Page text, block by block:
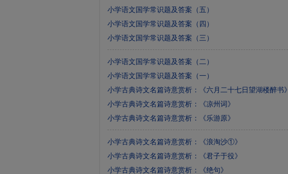
小学语文国学常识题及答案（五）
小学语文国学常识题及答案（四）
小学语文国学常识题及答案（三）
小学语文国学常识题及答案（二）
小学语文国学常识题及答案（一）
小学古典诗文名篇诗意赏析：《六月二十七日望湖楼醉书》
小学古典诗文名篇诗意赏析：《凉州词》
小学古典诗文名篇诗意赏析：《乐游原》
小学古典诗文名篇诗意赏析：《浪淘沙①》
小学古典诗文名篇诗意赏析：《君子于役》
小学古典诗文名篇诗意赏析：《绝句》